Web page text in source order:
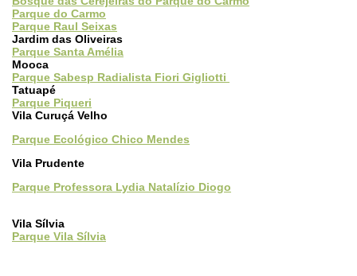
Parque do Carmo
Parque Raul Seixas
Jardim das Oliveiras
Parque Santa Amélia
Mooca
Parque Sabesp Radialista Fiori Gigliotti
Tatuapé
Parque Piqueri
Vila Curuçá Velho
Parque Ecológico Chico Mendes
Vila Prudente
Parque Professora Lydia Natalízio Diogo
Vila Sílvia
Parque Vila Sílvia